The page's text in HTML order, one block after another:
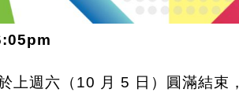
上週六（10 月 5 日）圓滿結束